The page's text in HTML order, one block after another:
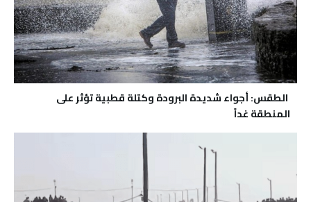
الطقس: أجواء شديدة البرودة وكتلة قطبية تؤثر على
المنطقة غداً